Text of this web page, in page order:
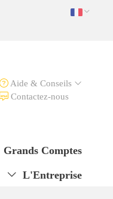
Aide & Conseils
Contactez-nous
Grands Comptes
L'Entreprise